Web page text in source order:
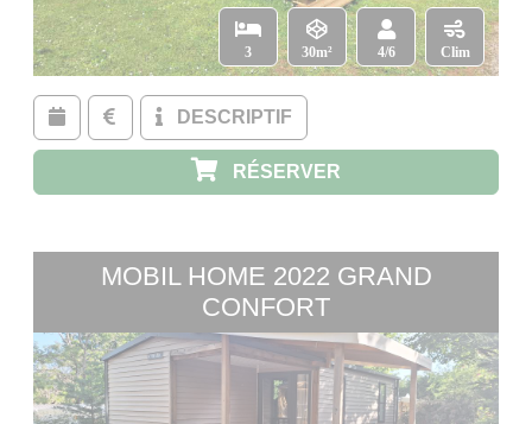
3 30m² 4/6 Clim
DESCRIPTIF
RÉSERVER
MOBIL HOME 2022 GRAND
CONFORT